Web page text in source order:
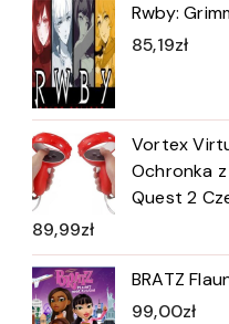
Rwby:
85,19zł
Vortex
Ochronka
Quest 2
89,99zł
BRATZ
99,00zł